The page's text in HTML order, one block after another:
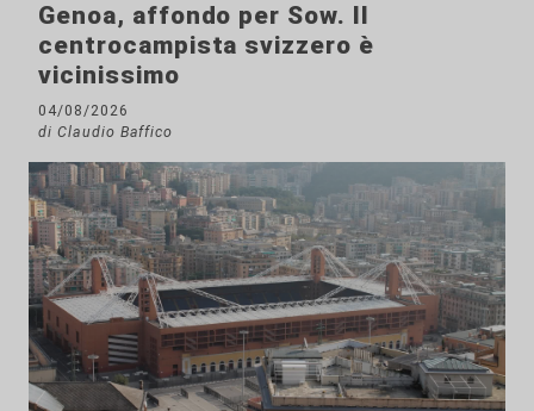
Genoa, affondo per Sow. Il
centrocampista svizzero è
vicinissimo
04/08/2026
di Claudio Baffico